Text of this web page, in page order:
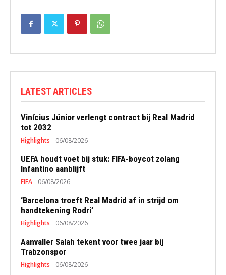
LATEST ARTICLES
Vinícius Júnior verlengt contract bij Real Madrid
tot 2032
Highlights 06/08/2026
UEFA houdt voet bij stuk: FIFA-boycot zolang
Infantino aanblijft
FIFA 06/08/2026
‘Barcelona troeft Real Madrid af in strijd om
handtekening Rodri’
Highlights 06/08/2026
Aanvaller Salah tekent voor twee jaar bij
Trabzonspor
Highlights 06/08/2026